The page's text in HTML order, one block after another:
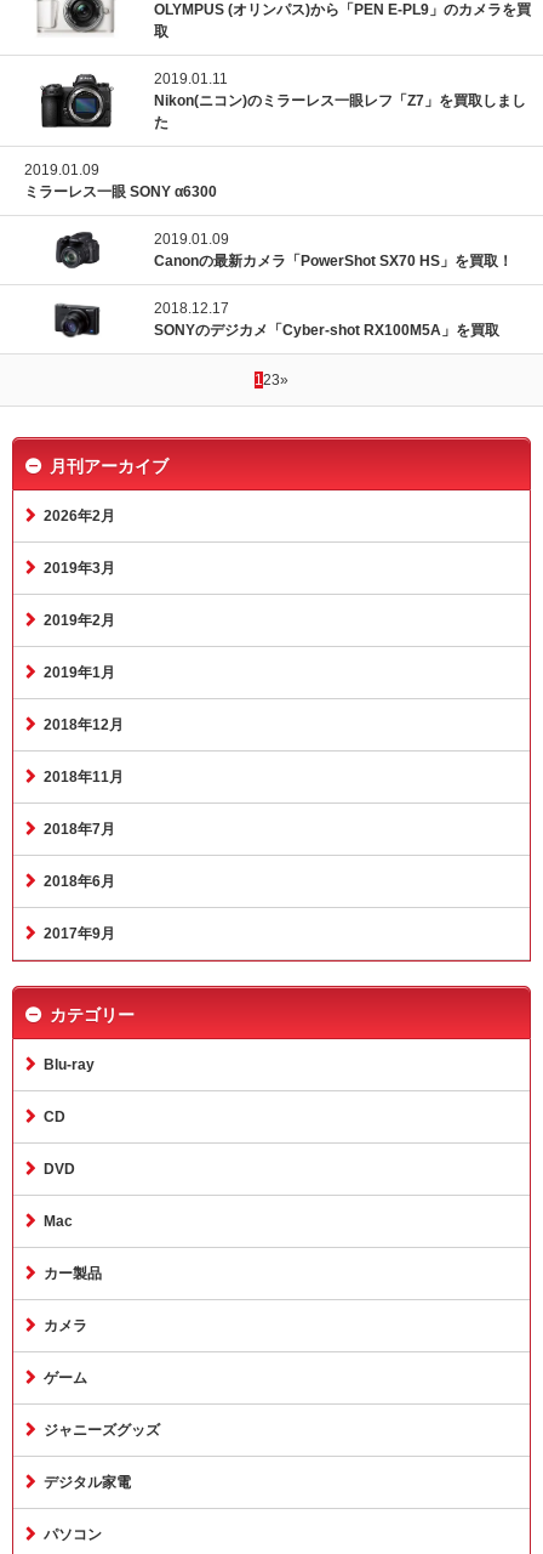
OLYMPUS (オリンパス)から「PEN E-PL9」のカメラを買
取
2019.01.11
Nikon(ニコン)のミラーレス一眼レフ「Z7」を買取しまし
た
2019.01.09
ミラーレス一眼 SONY α6300
2019.01.09
Canonの最新カメラ「PowerShot SX70 HS」を買取！
2018.12.17
SONYのデジカメ「Cyber-shot RX100M5A」を買取
123»
月刊アーカイブ
2026年2月
2019年3月
2019年2月
2019年1月
2018年12月
2018年11月
2018年7月
2018年6月
2017年9月
カテゴリー
Blu-ray
CD
DVD
Mac
カー製品
カメラ
ゲーム
ジャニーズグッズ
デジタル家電
パソコン